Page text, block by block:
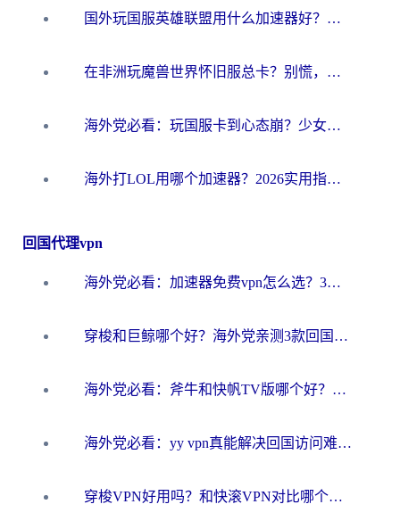
国外玩国服英雄联盟用什么加速器好？海外党亲测有效的国服游戏加速指南
在非洲玩魔兽世界怀旧服总卡？别慌，这份指南帮你丝滑开荒
海外党必看：玩国服卡到心态崩？少女前线云图计划加速器免费推荐+碧蓝航线足球世界流畅攻略
海外打LOL用哪个加速器？2026实用指南：从延迟到设备适配，一篇解决你的国服游戏痛点
回国代理vpn
海外党必看：加速器免费vpn怎么选？3步教你无缝访问国内资源
穿梭和巨鲸哪个好？海外党亲测3款回国加速器，教你避开90%的坑
海外党必看：斧牛和快帆TV版哪个好？3分钟选对回国加速器，无缝刷B站、追热剧
海外党必看：yy vpn真能解决回国访问难题？附云极initap测评+免费方案对比
穿梭VPN好用吗？和快滚VPN对比哪个回国效果更好？海外党选回国加速器必看指南